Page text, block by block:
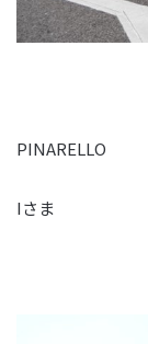
PINARELLO
Iさま